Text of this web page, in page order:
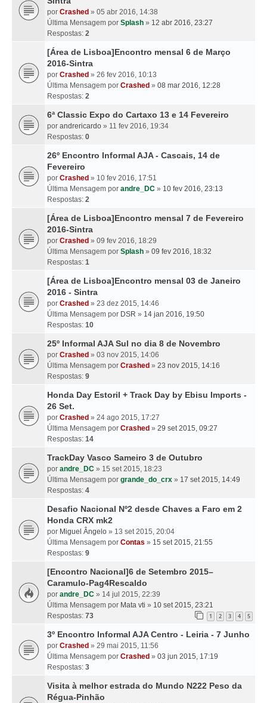
por Crashed » 05 abr 2016, 14:38
Última Mensagem por Splash » 12 abr 2016, 23:27
Respostas: 2
[Área de Lisboa]Encontro mensal 6 de Março
2016-Sintra
por Crashed » 26 fev 2016, 10:13
Última Mensagem por Crashed » 08 mar 2016, 12:28
Respostas: 2
6ª Classic Expo do Cartaxo 13 e 14 Fevereiro
por andrericardo » 11 fev 2016, 19:34
Respostas: 0
26º Encontro Informal AJA - Cascais, 14 de
Fevereiro
por Crashed » 10 fev 2016, 17:51
Última Mensagem por andre_DC » 10 fev 2016, 23:13
Respostas: 2
[Área de Lisboa]Encontro mensal 7 de Fevereiro
2016-Sintra
por Crashed » 09 fev 2016, 18:29
Última Mensagem por Splash » 09 fev 2016, 18:32
Respostas: 1
[Área de Lisboa]Encontro mensal 03 de Janeiro
2016 - Sintra
por Crashed » 23 dez 2015, 14:46
Última Mensagem por DSR » 14 jan 2016, 19:50
Respostas: 10
25º Informal AJA Sul no dia 8 de Novembro
por Crashed » 03 nov 2015, 14:06
Última Mensagem por Crashed » 23 nov 2015, 14:16
Respostas: 9
Honda Day Estoril + Track Day by Ebisu Imports -
26 Set.
por Crashed » 24 ago 2015, 17:27
Última Mensagem por Crashed » 29 set 2015, 09:27
Respostas: 14
TrackDay Vasco Sameiro 3 de Outubro
por andre_DC » 15 set 2015, 18:23
Última Mensagem por grande_do_crx » 17 set 2015, 14:49
Respostas: 4
Desafio Nacional Nº2 desde Chaves a Faro em 2
Honda CRX mk2
por Miguel Ângelo » 13 set 2015, 20:04
Última Mensagem por Contas » 15 set 2015, 21:55
Respostas: 9
[Encontro Nacional]6 de Setembro 2015–
Caramulo-Pag4Rescaldo
por andre_DC » 14 jul 2015, 22:39
Última Mensagem por Mata vti » 10 set 2015, 23:21
Respostas: 73 1 2 3 4 5
3º Encontro Informal AJA Centro - Leiria - 7 Junho
por Crashed » 29 mai 2015, 11:56
Última Mensagem por Crashed » 03 jun 2015, 17:19
Respostas: 3
Visita à melhor estrada do Mundo N222 Peso da
Régua-Pinhão